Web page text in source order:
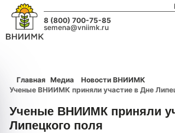
8 (800) 700-75-85
semena@vniimk.ru
Главная Медиа
Новости ВНИИМК
Ученые ВНИИМК приняли участие в Дне
Ученые ВНИИМК приняли
Липецкого поля